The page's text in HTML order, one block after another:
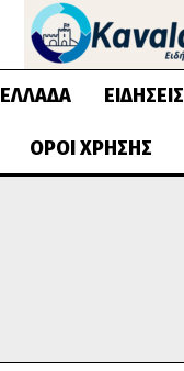
ΕΛΛΆΔΑ ΕΙΔΉΣΕΙΣ
ΌΡΟΙ ΧΡΉΣΗΣ